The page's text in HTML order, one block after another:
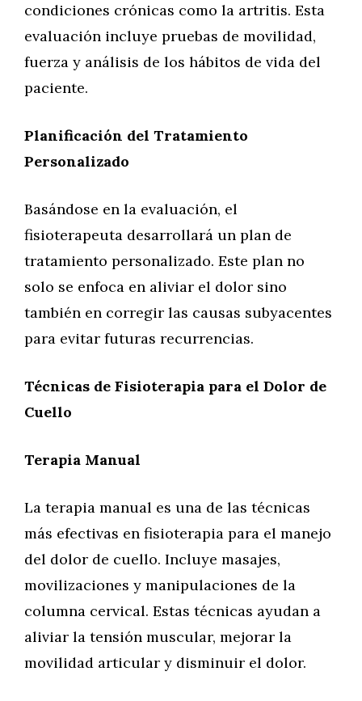
condiciones crónicas como la artritis. Esta
evaluación incluye pruebas de movilidad,
fuerza y análisis de los hábitos de vida del
paciente.
Planificación del Tratamiento
Personalizado
Basándose en la evaluación, el
fisioterapeuta desarrollará un plan de
tratamiento personalizado. Este plan no
solo se enfoca en aliviar el dolor sino
también en corregir las causas subyacentes
para evitar futuras recurrencias.
Técnicas de Fisioterapia para el Dolor de
Cuello
Terapia Manual
La terapia manual es una de las técnicas
más efectivas en fisioterapia para el manejo
del dolor de cuello. Incluye masajes,
movilizaciones y manipulaciones de la
columna cervical. Estas técnicas ayudan a
aliviar la tensión muscular, mejorar la
movilidad articular y disminuir el dolor.